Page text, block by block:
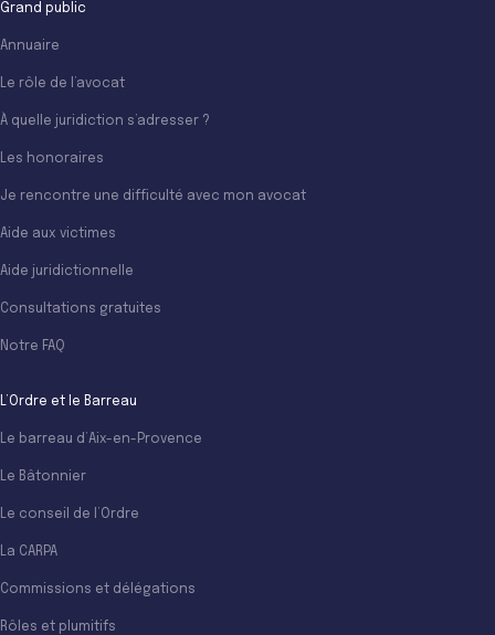
Grand public
Annuaire
Le rôle de l’avocat
À quelle juridiction s’adresser ?
Les honoraires
Je rencontre une difficulté avec mon avocat
Aide aux victimes
Aide juridictionnelle
Consultations gratuites
Notre FAQ
L’Ordre et le Barreau
Le barreau d’Aix-en-Provence
Le Bâtonnier
Le conseil de l’Ordre
La CARPA
Commissions et délégations
Rôles et plumitifs